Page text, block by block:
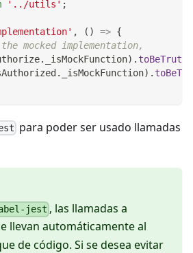
'../utils' ;
, ( ) => {
mocked implementation,
. _isMockFunction) . toBeTruthy
. _isMockFunction) .
para poder ser usado llamadas
jest , las llamadas a
llevan automáticamente al
de código. Si se desea evitar